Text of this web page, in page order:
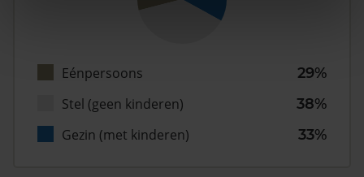
Eénpersoons
29%
Stel (geen kinderen)
38%
Gezin (met kinderen)
33%